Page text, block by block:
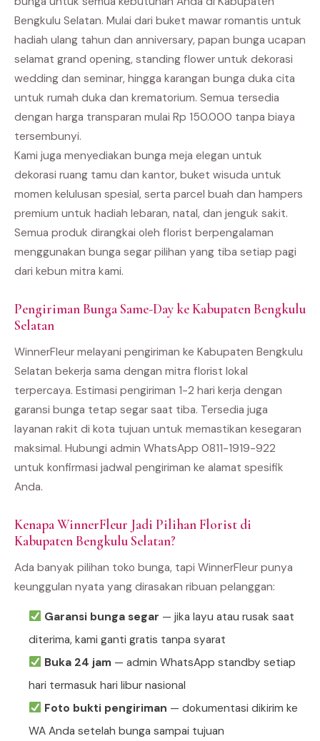
Bengkulu Selatan. Mulai dari buket mawar romantis untuk
hadiah ulang tahun dan anniversary, papan bunga ucapan
selamat grand opening, standing flower untuk dekorasi
wedding dan seminar, hingga karangan bunga duka cita
untuk rumah duka dan krematorium. Semua tersedia
dengan harga transparan mulai Rp 150.000 tanpa biaya
tersembunyi.
Kami juga menyediakan bunga meja elegan untuk
dekorasi ruang tamu dan kantor, buket wisuda untuk
momen kelulusan spesial, serta parcel buah dan hampers
premium untuk hadiah lebaran, natal, dan jenguk sakit.
Semua produk dirangkai oleh florist berpengalaman
menggunakan bunga segar pilihan yang tiba setiap pagi
dari kebun mitra kami.
Pengiriman Bunga Same-Day ke Kabupaten Bengkulu
Selatan
WinnerFleur melayani pengiriman ke Kabupaten Bengkulu
Selatan bekerja sama dengan mitra florist lokal
terpercaya. Estimasi pengiriman 1-2 hari kerja dengan
garansi bunga tetap segar saat tiba. Tersedia juga
layanan rakit di kota tujuan untuk memastikan kesegaran
maksimal. Hubungi admin WhatsApp 0811-1919-922
untuk konfirmasi jadwal pengiriman ke alamat spesifik
Anda.
Kenapa WinnerFleur Jadi Pilihan Florist di
Kabupaten Bengkulu Selatan?
Ada banyak pilihan toko bunga, tapi WinnerFleur punya
keunggulan nyata yang dirasakan ribuan pelanggan:
Garansi bunga segar — jika layu atau rusak saat
diterima, kami ganti gratis tanpa syarat
Buka 24 jam— admin WhatsApp standby setiap
hari termasuk hari libur nasional
Foto bukti pengiriman — dokumentasi dikirim ke
WA Anda setelah bunga sampai tujuan